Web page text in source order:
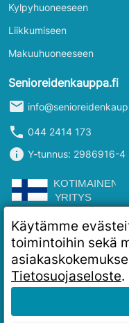
Kylpyhuoneeseen
Liikkumiseen
Makuuhuoneeseen
Senioreidenkauppa.fi
mail
phone 044 2414 173
info Y-tunnus: 2986916-4
Käytämme
toimintoihin sekä
Tietosuojaseloste.